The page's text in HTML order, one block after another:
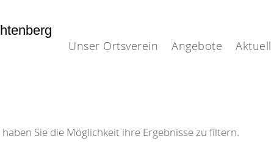
Unser Ortsverein Angebote Aktuell
Sie die Möglichkeit ihre Ergebnisse zu filtern.